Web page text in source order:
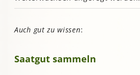
Auch gut zu wissen:
Saatgut sammeln